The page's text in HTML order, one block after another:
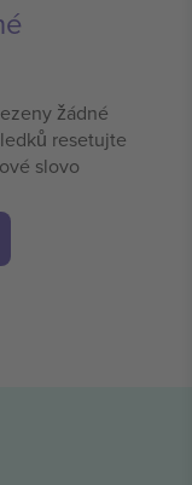
žádné
resetujte
slovo